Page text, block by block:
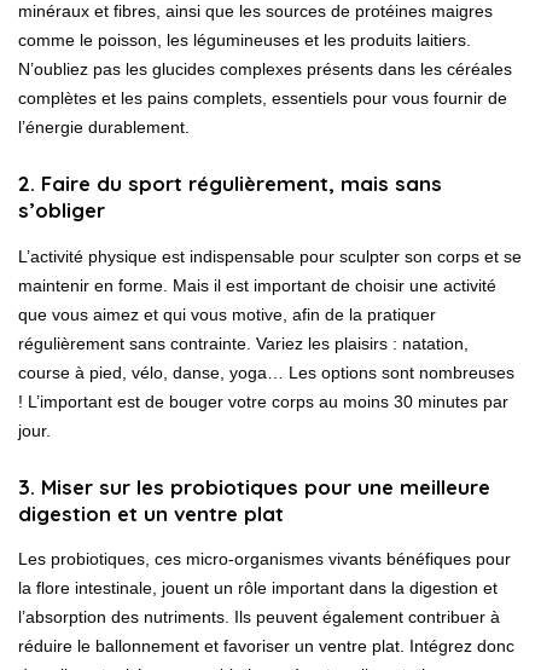
minéraux et fibres, ainsi que les sources de protéines maigres
comme le poisson, les légumineuses et les produits laitiers.
N’oubliez pas les glucides complexes présents dans les céréales
complètes et les pains complets, essentiels pour vous fournir de
l’énergie durablement.
2. Faire du sport régulièrement, mais sans
s’obliger
L’activité physique est indispensable pour sculpter son corps et se
maintenir en forme. Mais il est important de choisir une activité
que vous aimez et qui vous motive, afin de la pratiquer
régulièrement sans contrainte. Variez les plaisirs : natation,
course à pied, vélo, danse, yoga… Les options sont nombreuses
! L’important est de bouger votre corps au moins 30 minutes par
jour.
3. Miser sur les probiotiques pour une meilleure
digestion et un ventre plat
Les probiotiques, ces micro-organismes vivants bénéfiques pour
la flore intestinale, jouent un rôle important dans la digestion et
l’absorption des nutriments. Ils peuvent également contribuer à
réduire le ballonnement et favoriser un ventre plat. Intégrez donc